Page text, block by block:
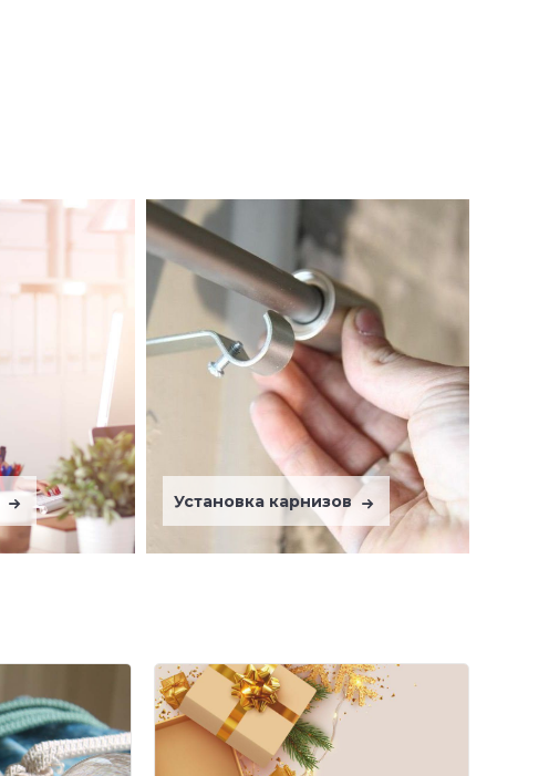
Установка карнизов